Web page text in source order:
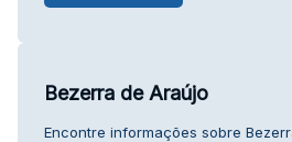
Bezerra de Araújo
Encontre informações sobre